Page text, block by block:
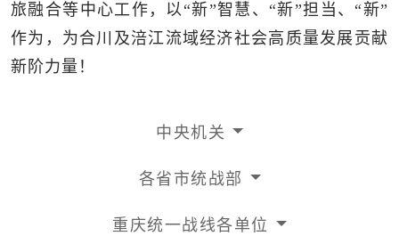
旅融合等中心工作，以“新”智慧、“新”担当、“新”
作为，为合川及涪江流域经济社会高质量发展贡献
新阶力量！
中央机关
各省市统战部
重庆统一战线各单位